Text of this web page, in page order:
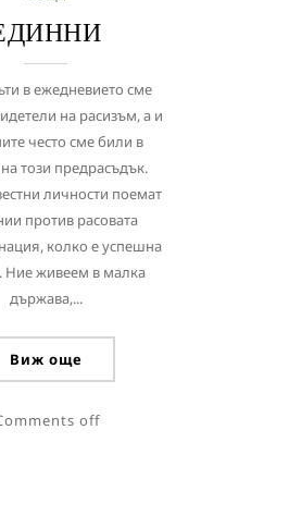
в ежедневието сме
на расизъм, а и
често сме били в
този предрасъдък.
личности поемат
против расовата
колко е успешна
Ние живеем в малка
държава,...
Виж още
off